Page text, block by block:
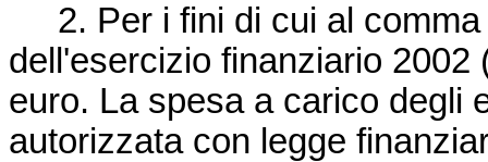
2. Per i fini di cui al comma
dell'esercizio finanziario
euro. La spesa a carico degli
autorizzata con legge